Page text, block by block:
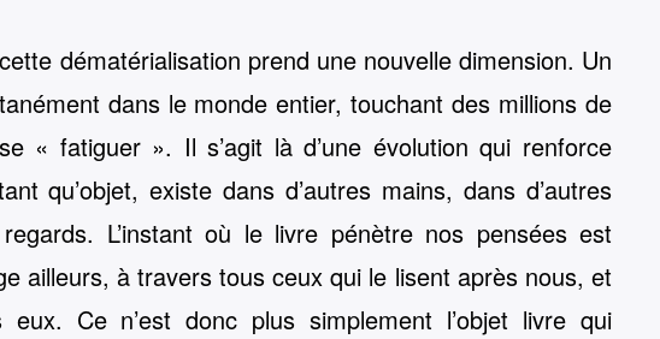
dématérialisation prend une nouvelle dimension. Un
dans le monde entier, touchant des millions de
« fatiguer ». Il s’agit là d’une évolution qui renforce
qu’objet, existe dans d’autres mains, dans d’autres
L’instant où le livre pénètre nos pensées est
ailleurs, à travers tous ceux qui le lisent après nous, et
Ce n’est donc plus simplement l’objet livre qui